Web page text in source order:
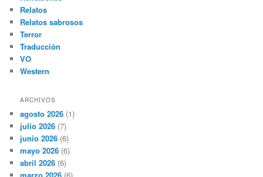
Relatos
Relatos sabrosos
Terror
Traducción
VO
Western
ARCHIVOS
agosto 2026 (1)
julio 2026 (7)
junio 2026 (6)
mayo 2026 (6)
abril 2026 (6)